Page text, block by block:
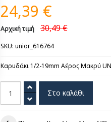
24,39 €
Αρχική τιμή 30,49 €
SKU: unior_616764
Καρυδάκι 1/2-19mm Αέρος Μακρύ